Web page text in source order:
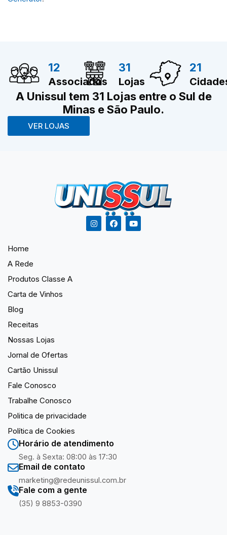
12
Associados
31
Lojas
21
A Unissul tem 31 Lojas entre o Sul de
Minas e São Paulo.
VER LOJAS
Home
A Rede
Produtos Classe A
Carta de Vinhos
Blog
Receitas
Nossas Lojas
Jornal de Ofertas
Cartão Unissul
Fale Conosco
Trabalhe Conosco
Politica de privacidade
Política de Cookies
Horário de atendimento
Seg. à Sexta: 08:00 às 17:30
Email de contato
marketing@redeunissul.com.br
Fale com a gente
(35) 9 8853-0390